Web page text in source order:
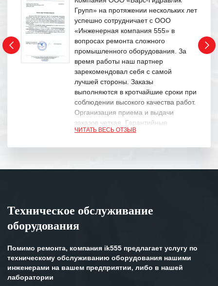
Групп» на протяжении нескольких лет
успешно сотрудничает с ООО
«Инженерная компания 555» в
вопросах ремонта сложного
промышленного оборудования. За
время работы наш партнер
зарекомендовал себя с самой
лучшей стороны. Заказы
выполняются в кротчайшие сроки при
соблюдении высокого качества работ.
Организация приема и выдачи
заказов четкая. Гарантийные
обязательства выполняются в
Особенно хочется отметить высокую
клиентоориентированность
готовность помочь в самых сложных
Мы высоко ценим сложившиеся
ЧИТАТЬ ВЕСЬ ОТЗЫВ
Техническое обслуживание
оборудования
Помимо ремонта, компания ik555 предлагает услугу по
техническому обслуживанию оборудования нашими
инженерами на вашем предприятии, либо в нашей
лаборатории